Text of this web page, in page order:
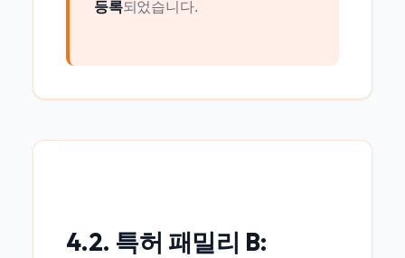
등록되었습니다.
4.2. 특허 패밀리 B: